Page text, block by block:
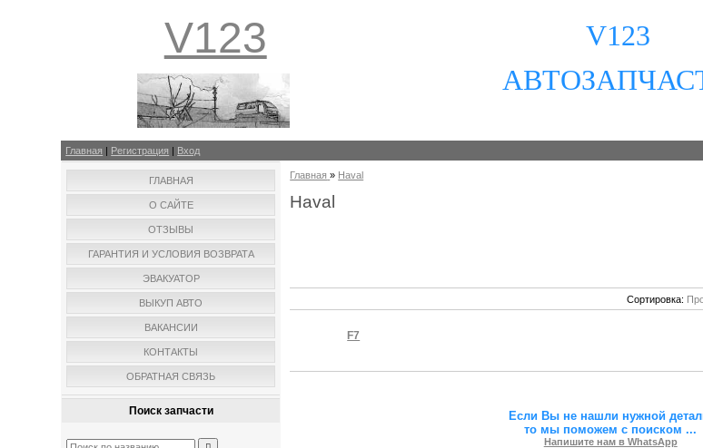
V123
V123
Главная | Регистрация | Вход
ГЛАВНАЯ
О САЙТЕ
ОТЗЫВЫ
ГАРАНТИЯ И УСЛОВИЯ ВОЗВРАТА
ЭВАКУАТОР
ВЫКУП АВТО
ВАКАНСИИ
КОНТАКТЫ
ОБРАТНАЯ СВЯЗЬ
Поиск запчасти
Главная » Haval
Haval
Сортировка:
F7
Если Вы не нашли нужной
то мы поможем с поиском...
Напишите нам в WhatsApp